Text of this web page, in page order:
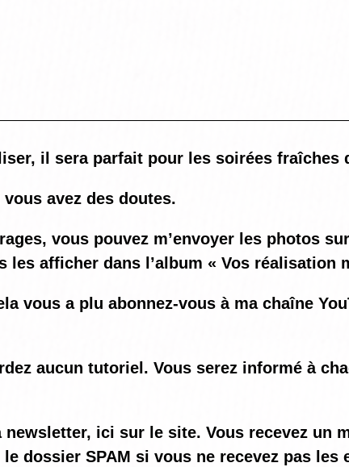
il sera parfait pour les soirées fraîches
vous avez des doutes.
vous pouvez m’envoyer les photos
les afficher dans l’album « Vos réalisation
vous a plu abonnez-vous à ma chaîne
aucun tutoriel. Vous serez informé à
ici sur le site. Vous recevez un
dossier SPAM si vous ne recevez pas les